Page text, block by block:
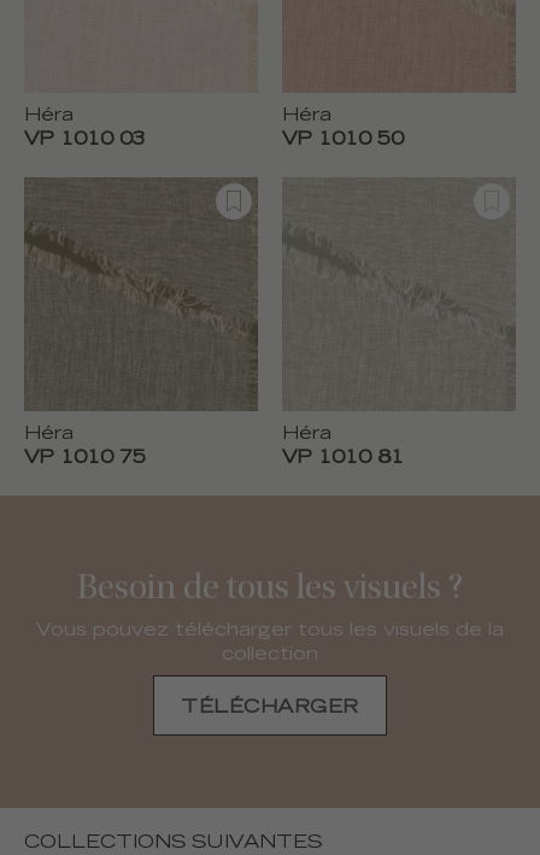
Héra
VP 1010 03
Héra
VP 1010 50
Héra
VP 1010 75
Héra
VP 1010 81
Besoin de tous les visuels ?
Vous pouvez télécharger tous les visuels de la
collection
TÉLÉCHARGER
COLLECTIONS SUIVANTES